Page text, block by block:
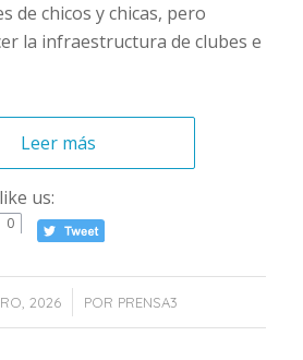
de chicos y chicas, pero
la infraestructura de clubes e
Leer más
us:
0
2026
/ POR PRENSA3